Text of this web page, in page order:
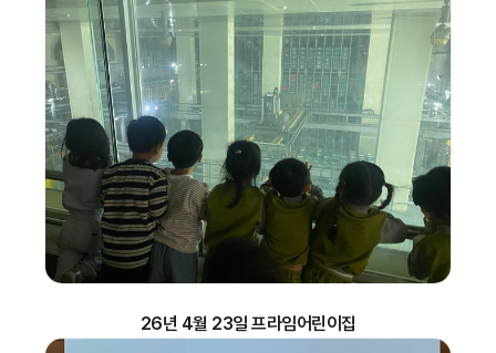
26년 4월 23일 프라임어린이집